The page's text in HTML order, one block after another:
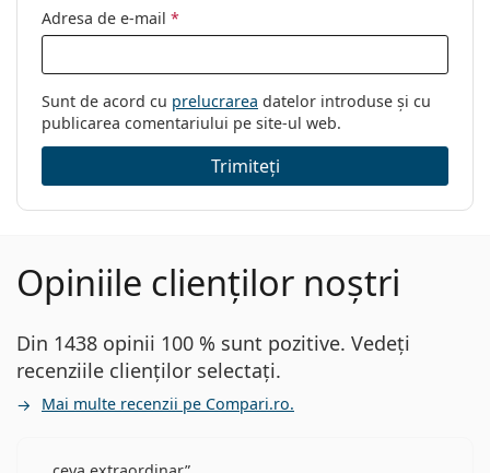
Adresa de e-mail *
Sunt de acord cu prelucrarea datelor introduse și cu
publicarea comentariului pe site-ul web.
Trimiteți
Opiniile clienților noștri
Din 1438 opinii 100 % sunt pozitive. Vedeți
recenziile clienților selectați.
Mai multe recenzii pe Compari.ro.